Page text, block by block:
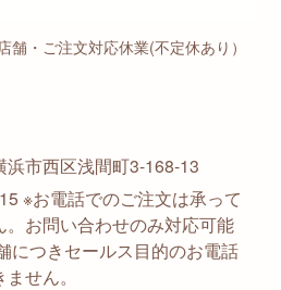
舗・ご注文対応休業(不定休あり）
浜市西区浅間町3-168-13
※お電話でのご注文は承って
。お問い合わせのみ対応可能
につきセールス目的のお電話
せん。